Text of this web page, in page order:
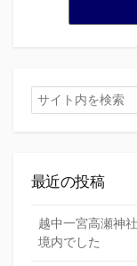
検
索
最近の投稿
越中一宮高瀬神
境内でした